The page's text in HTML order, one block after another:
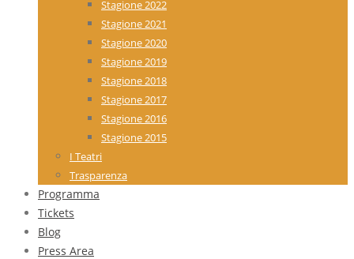
Stagione 2022
Stagione 2021
Stagione 2020
Stagione 2019
Stagione 2018
Stagione 2017
Stagione 2016
Stagione 2015
I Teatri
Trasparenza
Programma
Tickets
Blog
Press Area